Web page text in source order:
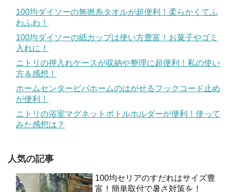
100均ダイソーの無撚糸タオルが超便利！柔らかくてふ
わふわ！
100均ダイソーの紙カップは使い方豊富！お菓子やゴミ
入れに！
ニトリの押入れケースが収納や整理に超便利！私の使い
方＆感想！
ホームセンタービバホームのはがせるフックコード止め
が便利！
ニトリの浴室マグネットボトルホルダーが便利！使って
みた感想は？
人気の記事
100均セリアのすだれはサイズ豊
富！簡単取付で暑さ対策を！